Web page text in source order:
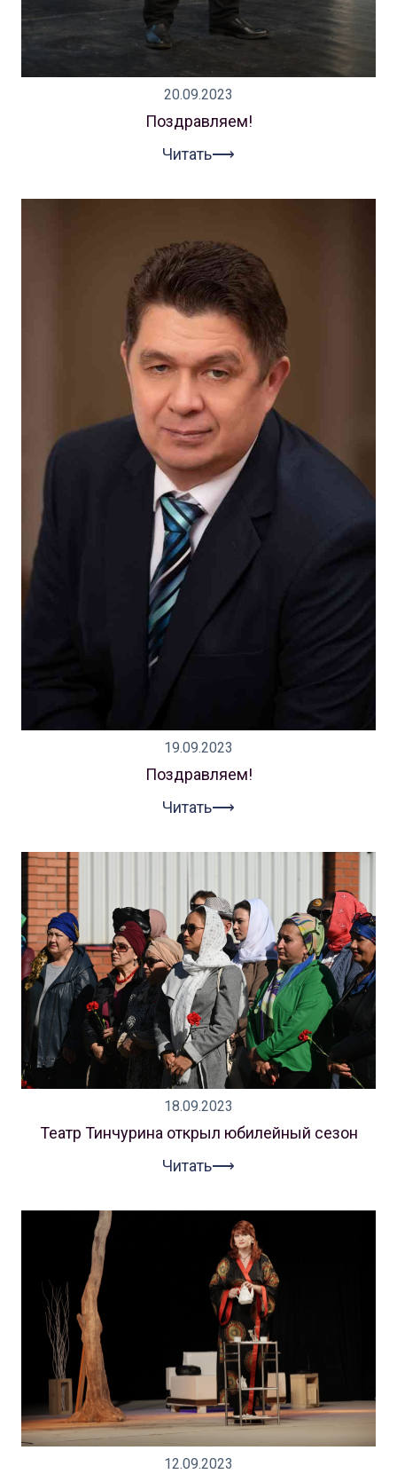
20.09.2023
Поздравляем!
Читать⟶
19.09.2023
Поздравляем!
Читать⟶
18.09.2023
Театр Тинчурина открыл юбилейный сезон
Читать⟶
12.09.2023